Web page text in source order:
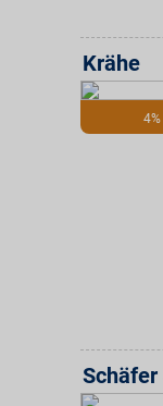
4%
Krähe
Schäfer